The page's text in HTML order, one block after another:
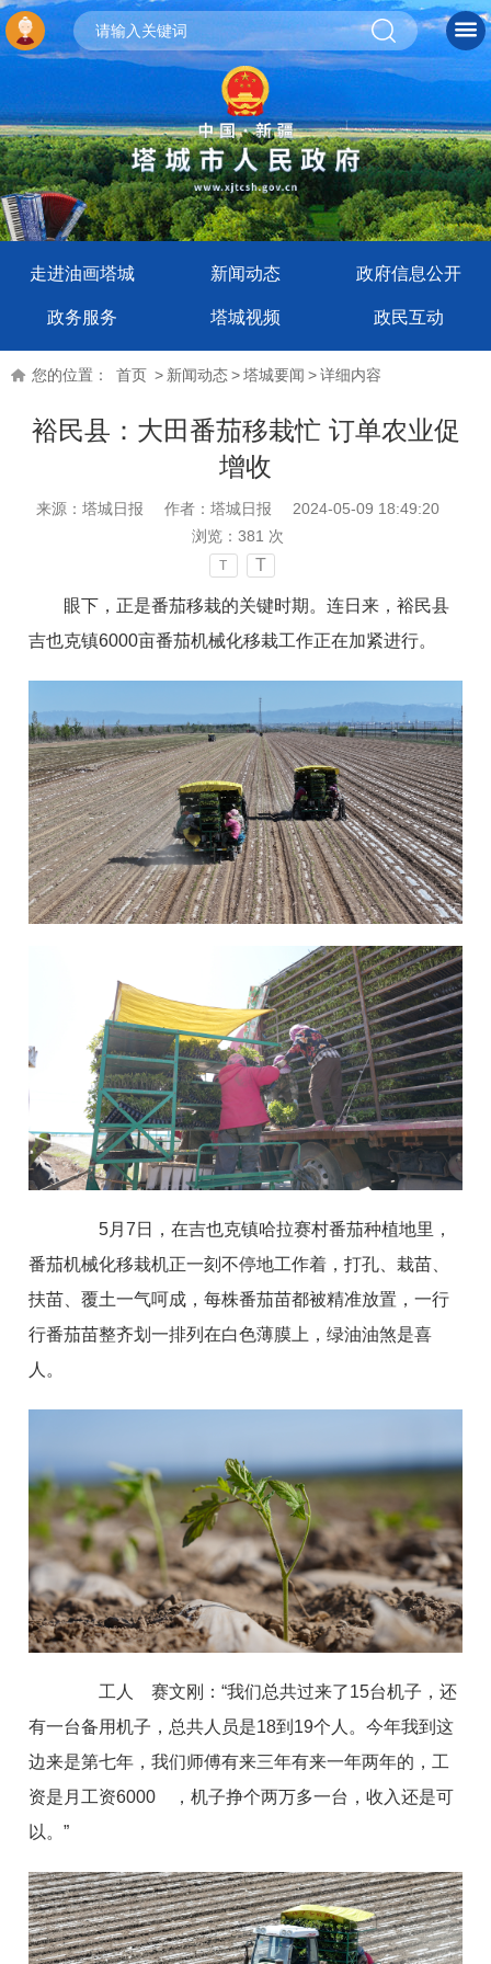
走进油画塔城 新闻动态 政府信息公开
政务服务 塔城视频 政民互动
您的位置： 首页 > 新闻动态>塔城要闻 >详细内容
裕民县：大田番茄移栽忙 订单农业促
增收
来源：塔城日报 作者：塔城日报
2024-05-09 18:49:20
浏览： 381 次
T T
眼下，正是番茄移栽的关键时期。连日来，裕民县
吉也克镇6000亩番茄机械化移栽工作正在加紧进行。
5月7日，在吉也克镇哈拉赛村番茄种植地里，
番茄机械化移栽机正一刻不停地工作着，打孔、栽苗、
扶苗、覆土一气呵成，每株番茄苗都被精准放置，一行
行番茄苗整齐划一排列在白色薄膜上，绿油油煞是喜
人。
工人 赛文刚：“我们总共过来了15台机子，还
有一台备用机子，总共人员是18到19个人。今年我到这
边来是第七年，我们师傅有来三年有来一年两年的，工
资是月工资6000 ，机子挣个两万多一台，收入还是可
以。”